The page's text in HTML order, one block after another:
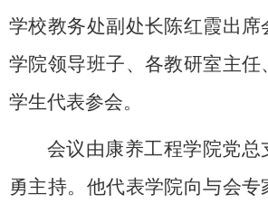
学校教务处副处长陈红霞出席
学院领导班子、各教研室主任
学生代表参会。
会议由康养工程学院党总
勇主持。他代表学院向与会专